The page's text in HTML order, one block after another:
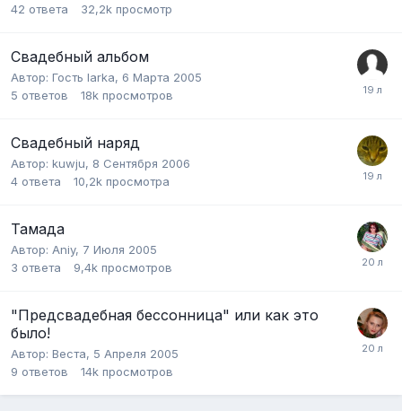
42 ответа 32,2k просмотр
Свадебный альбом
Автор: Гость larka, 6 Марта 2005
5 ответов 18k просмотров
Свадебный наряд
Автор: kuwju, 8 Сентября 2006
4 ответа 10,2k просмотра
Тамада
Автор: Aniy, 7 Июля 2005
3 ответа 9,4k просмотров
"Предсвадебная бессонница" или как это
было!
Автор: Веста, 5 Апреля 2005
9 ответов 14k просмотров